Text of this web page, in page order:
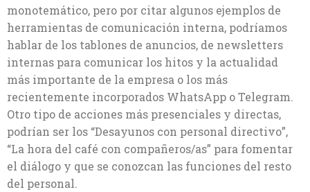
monotemático, pero por citar algunos ejemplos de
herramientas de comunicación interna, podríamos
hablar de los tablones de anuncios, de newsletters
internas para comunicar los hitos y la actualidad
más importante de la empresa o los más
recientemente incorporados WhatsApp o Telegram.
Otro tipo de acciones más presenciales y directas,
podrían ser los “Desayunos con personal directivo”,
“La hora del café con compañeros/as” para fomentar
el diálogo y que se conozcan las funciones del resto
del personal.